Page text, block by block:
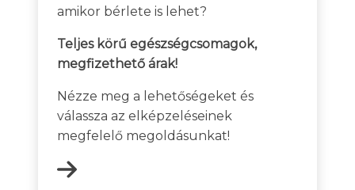
amikor bérlete is lehet?
Teljes körű egészségcsomagok,
megfizethető árak!
Nézze meg a lehetőségeket és
válassza az elképzeléseinek
megfelelő megoldásunkat!